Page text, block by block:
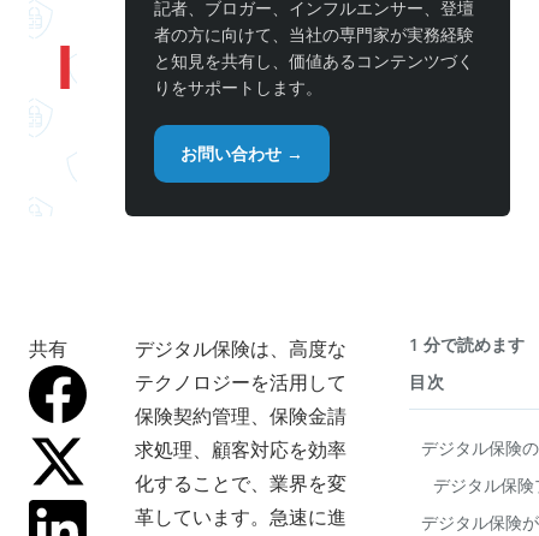
記者、ブロガー、インフルエンサー、登壇
者の方に向けて、当社の専門家が実務経験
と知見を共有し、価値あるコンテンツづく
りをサポートします。
お問い合わせ →
共有
デジタル保険は、高度な
テクノロジーを活用して
保険契約管理、保険金請
求処理、顧客対応を効率
化することで、業界を変
革しています。急速に進
1 分で読めます
目次
デジタル保険
デジタル保
デジタル保険